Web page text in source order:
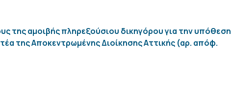
της αμοιβής πληρεξούσιου δικηγόρου για την υπόθεση
της Αποκεντρωμένης Διοίκησης Αττικής (αρ. απόφ.